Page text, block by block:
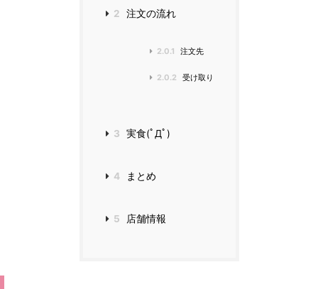
2 注文の流れ
2.0.1 注文先
2.0.2 受け取り
3 実食(ﾟДﾟ)
4 まとめ
5 店舗情報